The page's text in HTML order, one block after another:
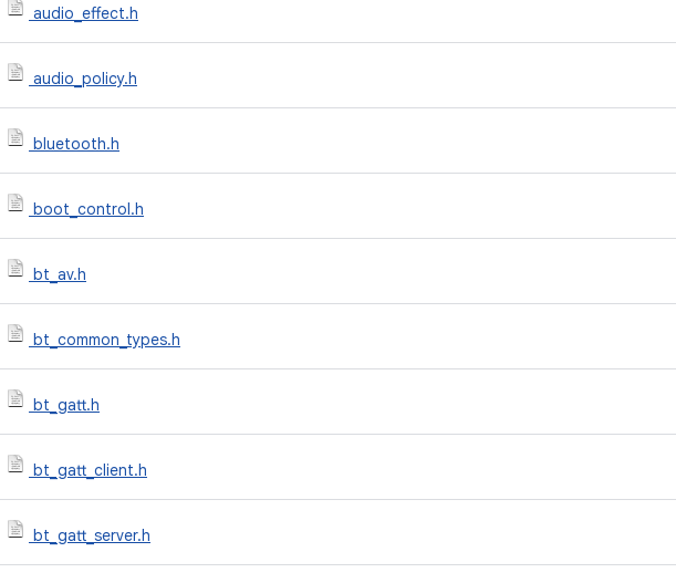
audio_effect.h
audio_policy.h
bluetooth.h
boot_control.h
bt_av.h
bt_common_types.h
bt_gatt.h
bt_gatt_client.h
bt_gatt_server.h